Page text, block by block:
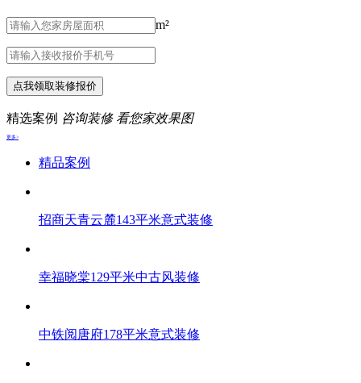
m²
点我领取装修报价
精选案例 咨询装修 看您家效果图
更多>
精品案例
招商天青云麓143平米意式装修
幸福晓棠129平米中古风装修
中铁阅唐府178平米意式装修